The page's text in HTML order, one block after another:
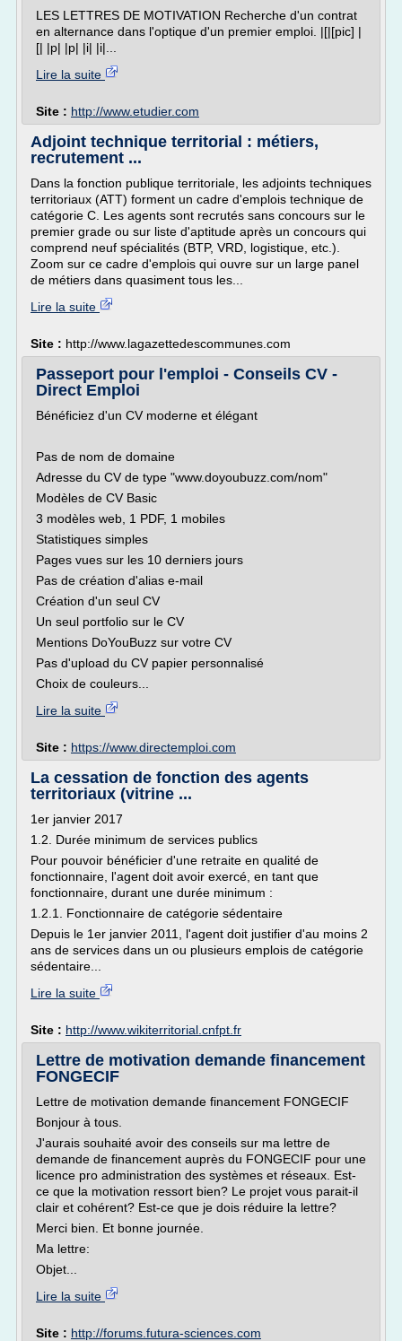
LES LETTRES DE MOTIVATION Recherche d'un contrat
en alternance dans l'optique d'un premier emploi. |[|[pic] |
[| |p| |p| |i| |i|...
Lire la suite
Site : http://www.etudier.com
Adjoint technique territorial : métiers,
recrutement ...
Dans la fonction publique territoriale, les adjoints techniques
territoriaux (ATT) forment un cadre d'emplois technique de
catégorie C. Les agents sont recrutés sans concours sur le
premier grade ou sur liste d'aptitude après un concours qui
comprend neuf spécialités (BTP, VRD, logistique, etc.).
Zoom sur ce cadre d'emplois qui ouvre sur un large panel
de métiers dans quasiment tous les...
Lire la suite
Site : http://www.lagazettedescommunes.com
Passeport pour l'emploi - Conseils CV -
Direct Emploi
Bénéficiez d'un CV moderne et élégant
Pas de nom de domaine
Adresse du CV de type "www.doyoubuzz.com/nom"
Modèles de CV Basic
3 modèles web, 1 PDF, 1 mobiles
Statistiques simples
Pages vues sur les 10 derniers jours
Pas de création d'alias e-mail
Création d'un seul CV
Un seul portfolio sur le CV
Mentions DoYouBuzz sur votre CV
Pas d'upload du CV papier personnalisé
Choix de couleurs...
Lire la suite
Site : https://www.directemploi.com
La cessation de fonction des agents
territoriaux (vitrine ...
1er janvier 2017
1.2. Durée minimum de services publics
Pour pouvoir bénéficier d'une retraite en qualité de
fonctionnaire, l'agent doit avoir exercé, en tant que
fonctionnaire, durant une durée minimum :
1.2.1. Fonctionnaire de catégorie sédentaire
Depuis le 1er janvier 2011, l'agent doit justifier d'au moins 2
ans de services dans un ou plusieurs emplois de catégorie
sédentaire...
Lire la suite
Site : http://www.wikiterritorial.cnfpt.fr
Lettre de motivation demande financement
FONGECIF
Lettre de motivation demande financement FONGECIF
Bonjour à tous.
J'aurais souhaité avoir des conseils sur ma lettre de
demande de financement auprès du FONGECIF pour une
licence pro administration des systèmes et réseaux. Est-
ce que la motivation ressort bien? Le projet vous parait-il
clair et cohérent? Est-ce que je dois réduire la lettre?
Merci bien. Et bonne journée.
Ma lettre:
Objet...
Lire la suite
Site : http://forums.futura-sciences.com